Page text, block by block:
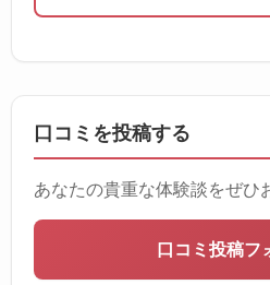
口コミを投稿する
あなたの貴重な体験談をぜひ
口コミ投稿フ